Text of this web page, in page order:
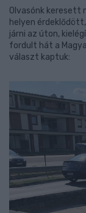
Olvasónk keresett
helyen
járni az úton,
fordult hát a
választ kaptuk: